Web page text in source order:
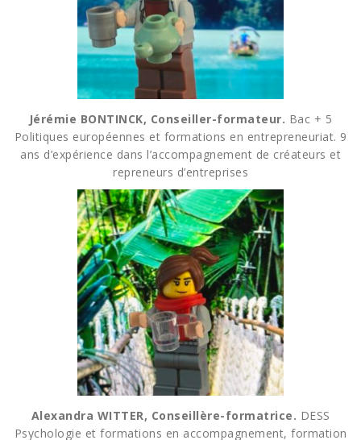
Jérémie BONTINCK, Conseiller-formateur. Bac + 5
Politiques européennes et formations en entrepreneuriat. 9
ans d’expérience dans l’accompagnement de créateurs et
repreneurs d’entreprises
Alexandra WITTER, Conseillère-formatrice. DESS
Psychologie et formations en accompagnement, formation